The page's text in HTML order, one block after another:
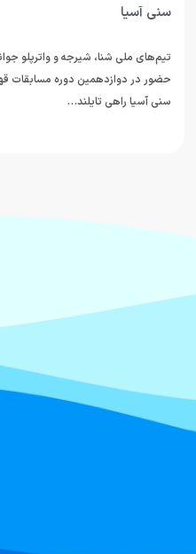
سنی آسیا
تیم‌های ملی شنا، شیرجه و واترپلو
حضور در دوازدهمین دوره مسابقات
سنی آسیا راهی تایلند…